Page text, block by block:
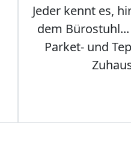
Jeder kennt es,
dem
Parket- und